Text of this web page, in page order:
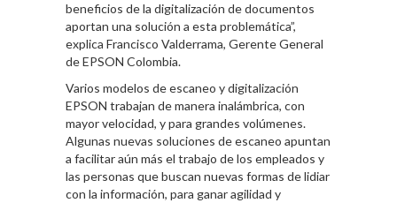
beneficios de la digitalización de documentos
aportan una solución a esta problemática”,
explica Francisco Valderrama, Gerente General
de EPSON Colombia.
Varios modelos de escaneo y digitalización
EPSON trabajan de manera inalámbrica, con
mayor velocidad, y para grandes volúmenes.
Algunas nuevas soluciones de escaneo apuntan
a facilitar aún más el trabajo de los empleados y
las personas que buscan nuevas formas de lidiar
con la información, para ganar agilidad y